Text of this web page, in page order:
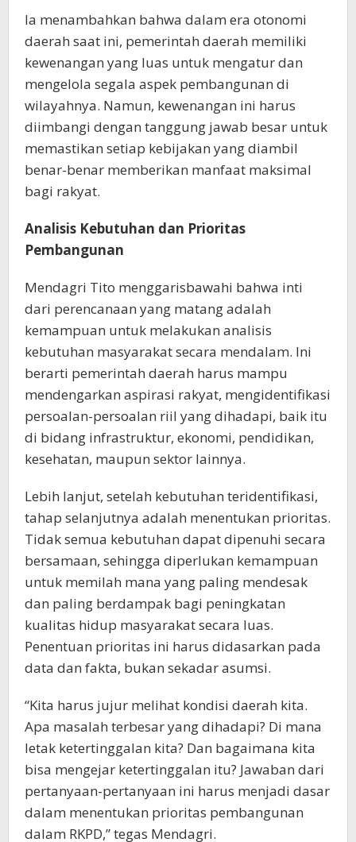
Ia menambahkan bahwa dalam era otonomi
daerah saat ini, pemerintah daerah memiliki
kewenangan yang luas untuk mengatur dan
mengelola segala aspek pembangunan di
wilayahnya. Namun, kewenangan ini harus
diimbangi dengan tanggung jawab besar untuk
memastikan setiap kebijakan yang diambil
benar-benar memberikan manfaat maksimal
bagi rakyat.
Analisis Kebutuhan dan Prioritas
Pembangunan
Mendagri Tito menggarisbawahi bahwa inti
dari perencanaan yang matang adalah
kemampuan untuk melakukan analisis
kebutuhan masyarakat secara mendalam. Ini
berarti pemerintah daerah harus mampu
mendengarkan aspirasi rakyat, mengidentifikasi
persoalan-persoalan riil yang dihadapi, baik itu
di bidang infrastruktur, ekonomi, pendidikan,
kesehatan, maupun sektor lainnya.
Lebih lanjut, setelah kebutuhan teridentifikasi,
tahap selanjutnya adalah menentukan prioritas.
Tidak semua kebutuhan dapat dipenuhi secara
bersamaan, sehingga diperlukan kemampuan
untuk memilah mana yang paling mendesak
dan paling berdampak bagi peningkatan
kualitas hidup masyarakat secara luas.
Penentuan prioritas ini harus didasarkan pada
data dan fakta, bukan sekadar asumsi.
“Kita harus jujur melihat kondisi daerah kita.
Apa masalah terbesar yang dihadapi? Di mana
letak ketertinggalan kita? Dan bagaimana kita
bisa mengejar ketertinggalan itu? Jawaban dari
pertanyaan-pertanyaan ini harus menjadi dasar
dalam menentukan prioritas pembangunan
dalam RKPD,” tegas Mendagri.